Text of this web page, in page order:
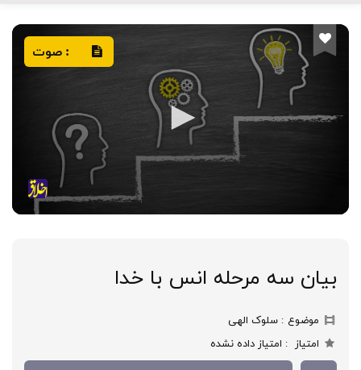
: صوت
بیان سه مرحله انس با خدا
موضوع
سلوک الهی
امتیاز
امتیاز داده نشده